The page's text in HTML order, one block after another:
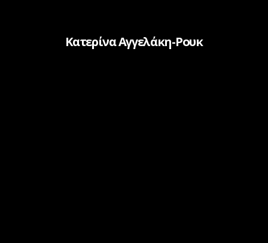
Κατερίνα Αγγελάκη-Ρουκ